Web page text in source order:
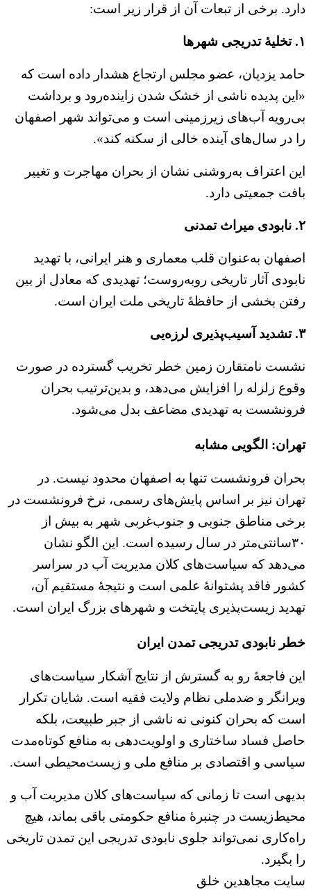
دارد. برخی از تبعات آن از قرار زیر است:
۱. تخلیه‌ٔ تدریجی شهرها
حامد یزدیان، عضو مجلس ارتجاع هشدار داده است که
«این پدیده ناشی از خشک شدن زاینده‌رود و برداشت
بی‌رویه آب‌های زیرزمینی است و می‌تواند شهر اصفهان
را در سال‌های آینده خالی از سکنه کند».
این اعتراف به‌روشنی نشان از بحران مهاجرت و تغییر
بافت جمعیتی دارد.
۲. نابودی میراث تمدنی
اصفهان به‌عنوان قلب معماری و هنر ایرانی، با تهدید
نابودی آثار تاریخی روبه‌روست؛ تهدیدی که معادل از بین
رفتن بخشی از حافظهٔ تاریخی ملت ایران است.
۳. تشدید آسیب‌پذیری لرزه‌‌یی
نشست نامتقارن زمین خطر تخریب گسترده در صورت
وقوع زلزله را افزایش می‌دهد، و بدین‌ترتیب بحران
فرونشست به تهدیدی مضاعف بدل می‌شود.
تهران: الگویی مشابه
بحران فرونشست تنها به اصفهان محدود نیست. در
تهران نیز بر اساس پایش‌های رسمی، نرخ فرونشست در
برخی مناطق جنوبی و جنوب‌غربی شهر به بیش از
۳۰سانتی‌متر در سال رسیده است. این الگو نشان
می‌دهد که سیاست‌های کلان مدیریت آب در سراسر
کشور فاقد پشتوانه‌ٔ علمی است و نتیجه‌ٔ مستقیم آن،
تهدید زیست‌پذیری پایتخت و شهرهای بزرگ ایران است.
خطر نابودی تدریجی تمدن ایران
این فاجعه‌ٔ رو به گسترش از نتایج آشکار سیاست‌های
ویرانگر و ضدملی نظام ولایت فقیه است. شایان تکرار
است که بحران کنونی نه ناشی از جبر طبیعت، بلکه
حاصل فساد ساختاری و اولویت‌دهی به منافع کوتاه‌مدت
سیاسی و اقتصادی بر منافع ملی و زیست‌محیطی است.
بدیهی است تا زمانی که سیاست‌های کلان مدیریت آب و
محیط‌زیست در چنبره‌ٔ منافع حکومتی باقی بماند، هیچ
راه‌کاری نمی‌تواند جلوی نابودی تدریجی این تمدن تاریخی
را بگیرد.
سایت مجاهدین خلق